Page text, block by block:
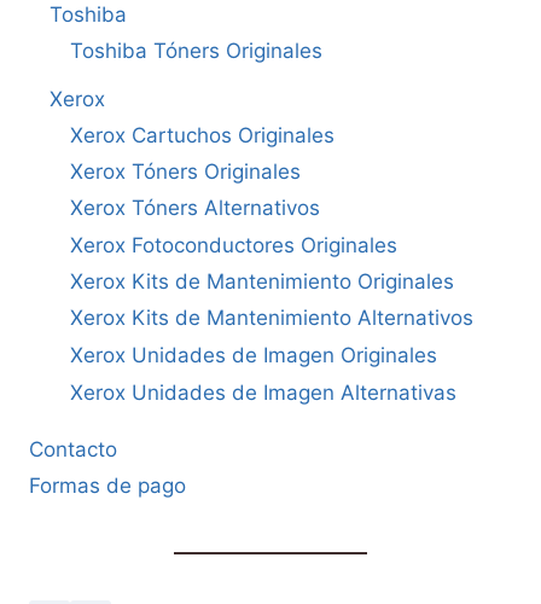
Toshiba
Toshiba Tóners Originales
Xerox
Xerox Cartuchos Originales
Xerox Tóners Originales
Xerox Tóners Alternativos
Xerox Fotoconductores Originales
Xerox Kits de Mantenimiento Originales
Xerox Kits de Mantenimiento Alternativos
Xerox Unidades de Imagen Originales
Xerox Unidades de Imagen Alternativas
Contacto
Formas de pago